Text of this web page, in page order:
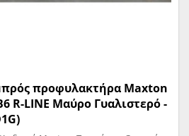
προφυλακτήρα Maxton
R-LINE Μαύρο Γυαλιστερό -